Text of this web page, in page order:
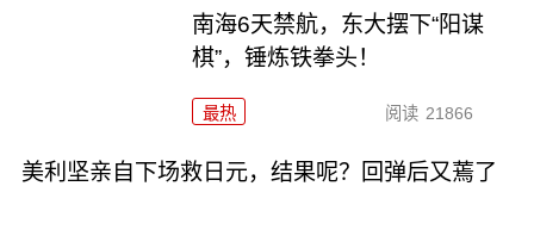
南海6天禁航，东大摆下“阳谋
棋”，锤炼铁拳头！
最热 阅读 21866
美利坚亲自下场救日元，结果呢？回弹后又蔫了